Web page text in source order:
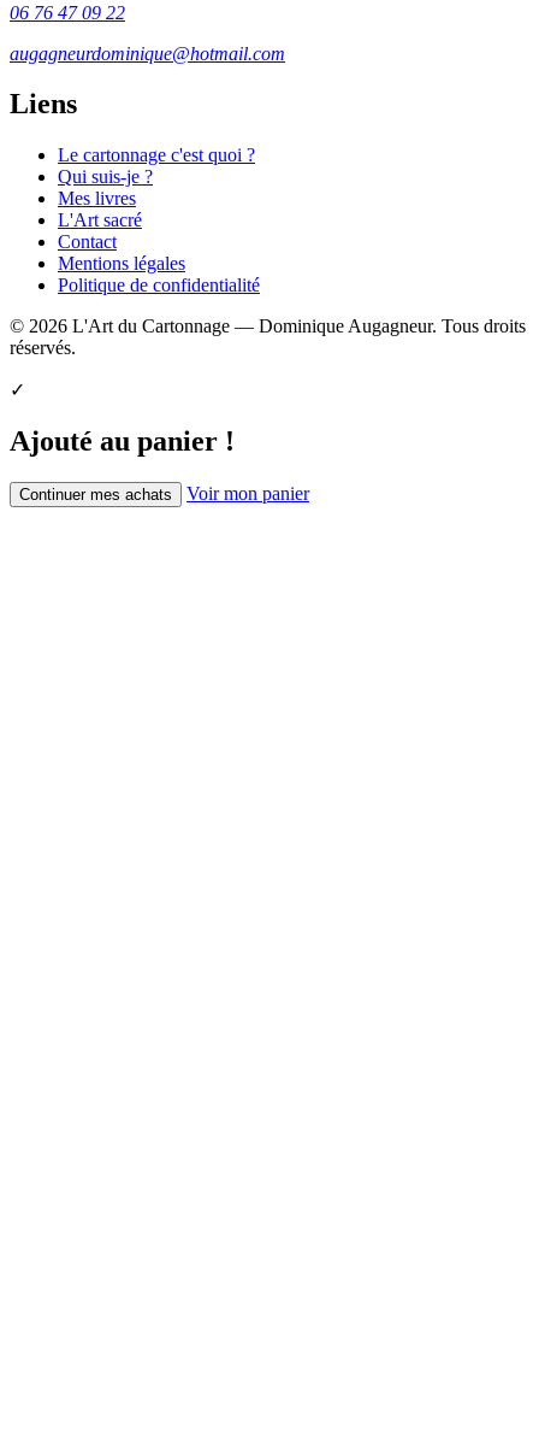
06 76 47 09 22
augagneurdominique@hotmail.com
Liens
Le cartonnage c'est quoi ?
Qui suis-je ?
Mes livres
L'Art sacré
Contact
Mentions légales
Politique de confidentialité
© 2026 L'Art du Cartonnage — Dominique Augagneur. Tous droits
réservés.
✓
Ajouté au panier !
Continuer mes achats Voir mon panier